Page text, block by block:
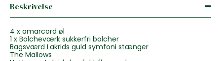
Beskrivelse
4 x amarcord øl
1 x Bolcheværk sukkerfri bolcher
Bagsværd Lakrids guld symfoni stænger
The Mallows